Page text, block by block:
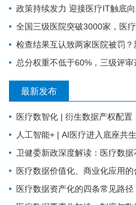
政策持续发力 迎接医疗IT触底
全国三级医院突破3000家，医
检查结果互认致两家医院被罚？新规
总分权重不低于60%，三级评
最新发布
医疗数智化 | 衍生数据产权配置：激活
人工智能+ | AI医疗进入底座共生时代，
卫健委新政深度解读：医疗数据不缺存量
医疗数据价值化、商业化应用
医疗数据资产化的四条常见路径